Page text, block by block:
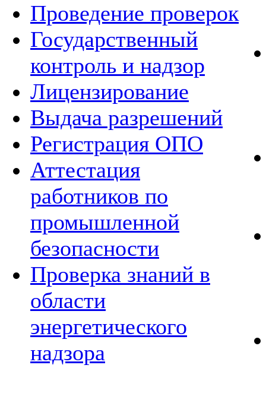
Проведение проверок
Государственный
контроль и надзор
Лицензирование
Выдача разрешений
Регистрация ОПО
Аттестация
работников по
промышленной
безопасности
Проверка знаний в
области
энергетического
надзора